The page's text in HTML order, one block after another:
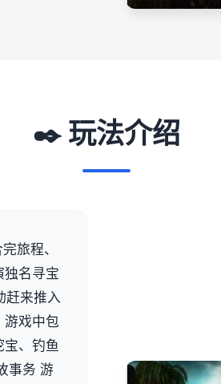
✒️ 玩法介绍
旅程、
独名寻宝
赶来推入
游戏中包
、钓鱼
事务 游